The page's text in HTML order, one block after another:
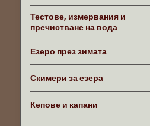
Тестове, измервания и
пречистване на вода
Езеро през зимата
Скимери за езера
Кепове и капани